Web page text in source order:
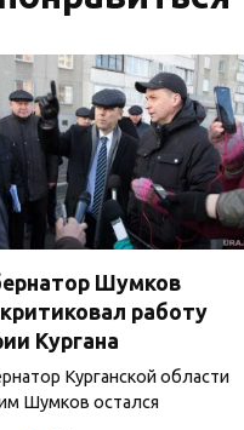
Шумков
работу
Кургана
Курганской области
Шумков остался